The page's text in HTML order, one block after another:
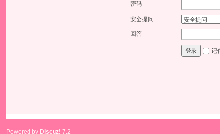
密码
安全提问
回答
登录 记
Powered by Discuz! 7.2